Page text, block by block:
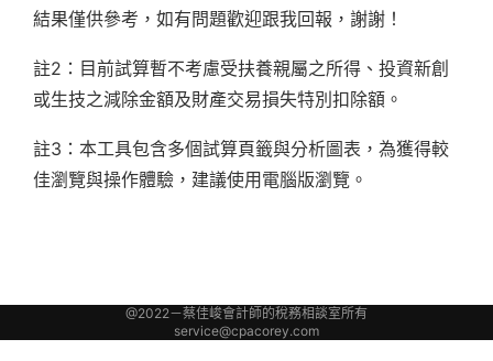
結果僅供參考，如有問題歡迎跟我回報，謝謝！
註2：目前試算暫不考慮受扶養親屬之所得、投資新創
或生技之減除金額及財產交易損失特別扣除額。
註3：本工具包含多個試算頁籤與分析圖表，為獲得較
佳瀏覽與操作體驗，建議使用電腦版瀏覽。
@2022－蔡佳峻會計師的稅務相談室所有
service@cpacorey.com